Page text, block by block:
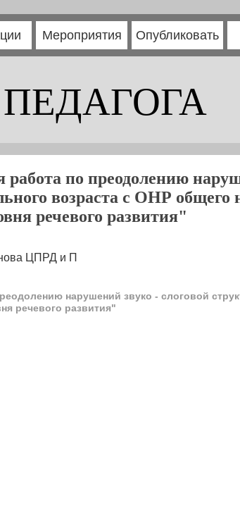
Мероприятия Опубликовать
по преодолению
возраста с ОНР общего
речевого развития"
ЦПРД и П
нарушений звуко - слоговой
речевого развития"